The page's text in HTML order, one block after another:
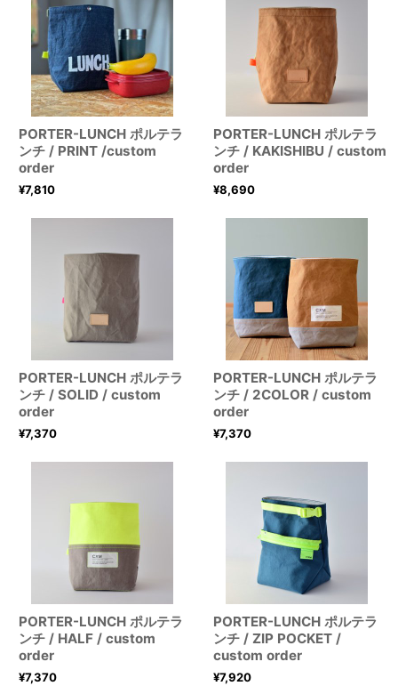
表示数:
並び順:
PORTER-LUNCH ポルテラ
ンチ / PRINT /custom
order
¥7,810
PORTER-LUNCH ポルテラ
ンチ / KAKISHIBU / custom
order
¥8,690
PORTER-LUNCH ポルテラ
ンチ / SOLID / custom
order
¥7,370
PORTER-LUNCH ポルテラ
ンチ / 2COLOR / custom
order
¥7,370
PORTER-LUNCH ポルテラ
ンチ / HALF / custom
order
¥7,370
PORTER-LUNCH ポルテラ
ンチ / ZIP POCKET /
custom order
¥7,920